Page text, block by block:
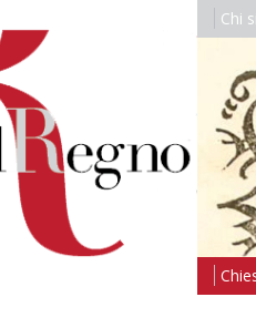
Chi